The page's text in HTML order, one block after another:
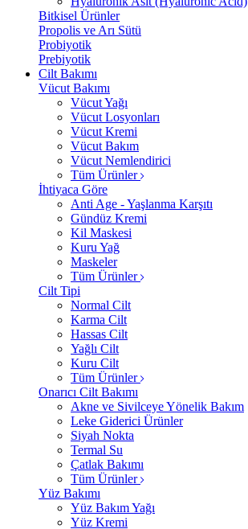
Bitkisel Ürünler
Propolis ve Arı Sütü
Probiyotik
Prebiyotik
Cilt Bakımı
Vücut Bakımı
Vücut Yağı
Vücut Losyonları
Vücut Kremi
Vücut Bakım
Vücut Nemlendirici
Tüm Ürünler
İhtiyaca Göre
Anti Age - Yaşlanma Karşıtı
Gündüz Kremi
Kil Maskesi
Kuru Yağ
Maskeler
Tüm Ürünler
Cilt Tipi
Normal Cilt
Karma Cilt
Hassas Cilt
Yağlı Cilt
Kuru Cilt
Tüm Ürünler
Onarıcı Cilt Bakımı
Akne ve Sivilceye Yönelik Bakım
Leke Giderici Ürünler
Siyah Nokta
Termal Su
Çatlak Bakımı
Tüm Ürünler
Yüz Bakımı
Yüz Bakım Yağı
Yüz Kremi